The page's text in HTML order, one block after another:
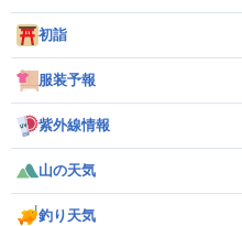
初詣
服装予報
紫外線情報
山の天気
釣り天気